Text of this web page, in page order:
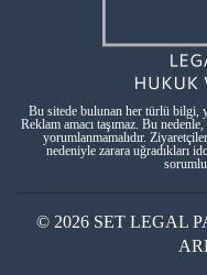
Bu sitede bulunan her türlü bilgi,
Reklam amacı taşımaz. Bu
yorumlanmamalıdır.
nedeniyle zarara uğradıkları
© 2026 SET LEGAL